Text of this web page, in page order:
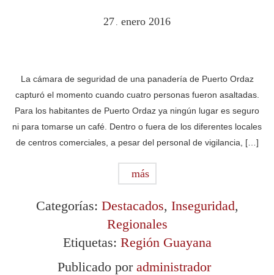
27 . enero 2016
La cámara de seguridad de una panadería de Puerto Ordaz
capturó el momento cuando cuatro personas fueron asaltadas.
Para los habitantes de Puerto Ordaz ya ningún lugar es seguro
ni para tomarse un café. Dentro o fuera de los diferentes locales
de centros comerciales, a pesar del personal de vigilancia, […]
más
Categorías: Destacados, Inseguridad,
Regionales
Etiquetas: Región Guayana
Publicado por administrador